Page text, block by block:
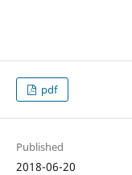
pdf
Published
2018-06-20